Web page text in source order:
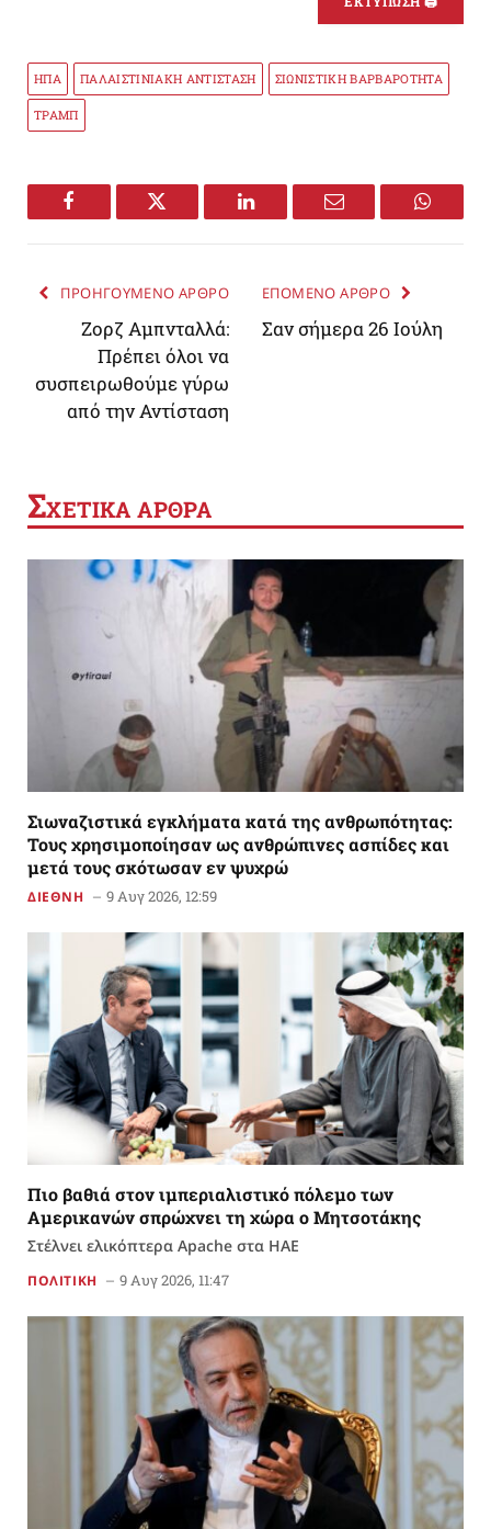
ΗΠΑ ΠΑΛΑΙΣΤΙΝΙΑΚΗ ΑΝΤΙΣΤΑΣΗ ΣΙΩΝΙΣΤΙΚΗ ΒΑΡΒΑΡΟΤΗΤΑ
ΤΡΑΜΠ
Facebook Twitter LinkedIn Email
ΠΡΟΗΓΟΥΜΕΝΟ ΑΡΘΡΟ
Ζορζ Αμπνταλλά:
Πρέπει όλοι να
συσπειρωθούμε γύρω
από την Αντίσταση
ΕΠΟΜΕΝΟ ΑΡΘΡΟ
Σαν σήμερα 26 Ιούλη
ΣΧΕΤΙΚΑ ΑΡΘΡΑ
Σιωναζιστικά εγκλήματα κατά της ανθρωπότητας:
Τους χρησιμοποίησαν ως ανθρώπινες ασπίδες και
μετά τους σκότωσαν εν ψυχρώ
ΔΙΕΘΝΗ 9 Αυγ 2026, 12:59
Πιο βαθιά στον ιμπεριαλιστικό πόλεμο των
Αμερικανών σπρώχνει τη χώρα ο Μητσοτάκης
Στέλνει ελικόπτερα Apache στα ΗΑΕ
ΠΟΛΙΤΙΚΗ 9 Αυγ 2026, 11:47